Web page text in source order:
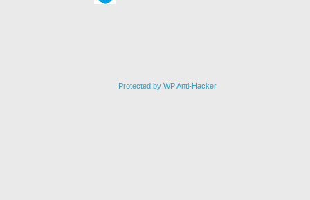
Protected by WP Anti-Hacker